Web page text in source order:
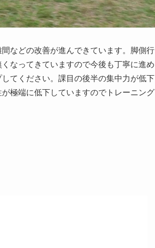
などの改善が進んできています。脚側行
なってきていますので今後も丁寧に進め
てください。課目の後半の集中力が低下
極端に低下していますのでトレーニング